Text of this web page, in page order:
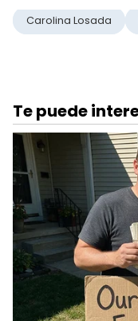
Carolina Losada